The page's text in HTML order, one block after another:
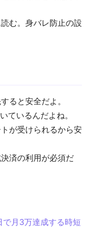
む。身バレ防止の設
ると安全だよ。
ているんだよね。
が受けられるから安
済の利用が必須だ
月3万達成する時短